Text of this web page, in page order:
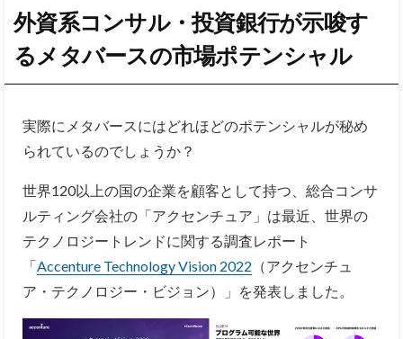
外資系コンサル・投資銀行が示唆す
る メタバースの市場ポテンシャル
実際にメタバースにはどれほどのポテンシャルが秘め
られているのでしょうか？
世界120以上の国の企業を顧客として持つ、総合コンサ
ルティング会社の「アクセンチュア」は最近、世界の
テクノロジートレンドに関する調査レポート
「Accenture Technology Vision 2022 （アクセンチュ
ア・テクノロジー・ビジョン）」を発表しました。